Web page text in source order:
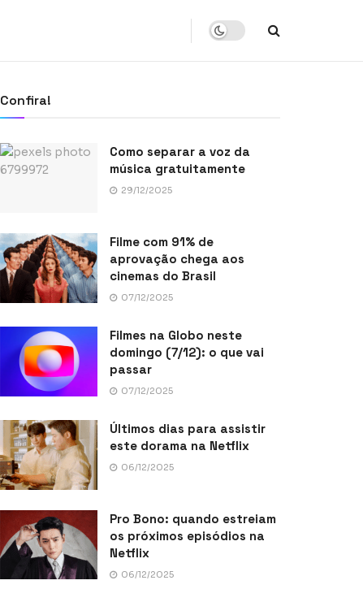
Confira!
Como separar a voz da
música gratuitamente
29/12/2025
Filme com 91% de
aprovação chega aos
cinemas do Brasil
07/12/2025
Filmes na Globo neste
domingo (7/12): o que vai
passar
07/12/2025
Últimos dias para assistir
este dorama na Netflix
06/12/2025
Pro Bono: quando estreiam
os próximos episódios na
Netflix
06/12/2025